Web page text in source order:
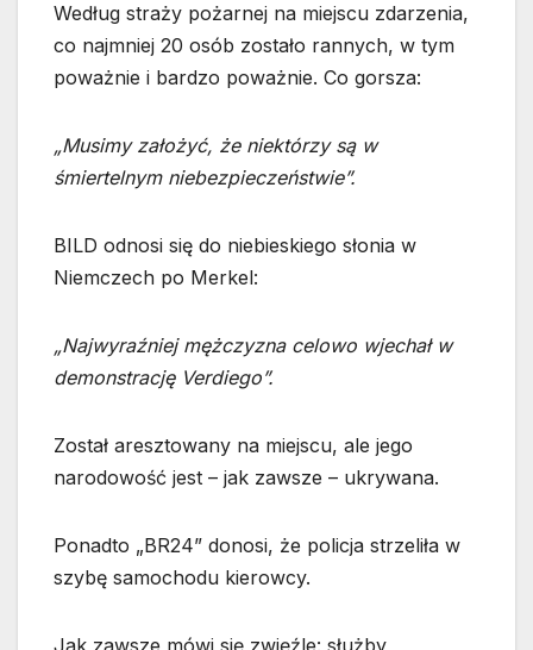
Według straży pożarnej na miejscu zdarzenia,
co najmniej 20 osób zostało rannych, w tym
poważnie i bardzo poważnie. Co gorsza:
„Musimy założyć, że niektórzy są w
śmiertelnym niebezpieczeństwie”.
BILD odnosi się do niebieskiego słonia w
Niemczech po Merkel:
„Najwyraźniej mężczyzna celowo wjechał w
demonstrację Verdiego”.
Został aresztowany na miejscu, ale jego
narodowość jest – jak zawsze – ukrywana.
Ponadto „BR24” donosi, że policja strzeliła w
szybę samochodu kierowcy.